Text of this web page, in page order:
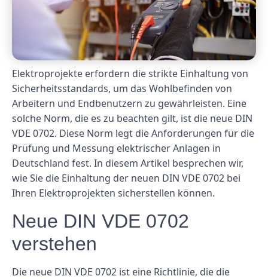
Elektroprojekte erfordern die strikte Einhaltung von
Sicherheitsstandards, um das Wohlbefinden von
Arbeitern und Endbenutzern zu gewährleisten. Eine
solche Norm, die es zu beachten gilt, ist die neue DIN
VDE 0702. Diese Norm legt die Anforderungen für die
Prüfung und Messung elektrischer Anlagen in
Deutschland fest. In diesem Artikel besprechen wir,
wie Sie die Einhaltung der neuen DIN VDE 0702 bei
Ihren Elektroprojekten sicherstellen können.
Neue DIN VDE 0702
verstehen
Die neue DIN VDE 0702 ist eine Richtlinie, die die